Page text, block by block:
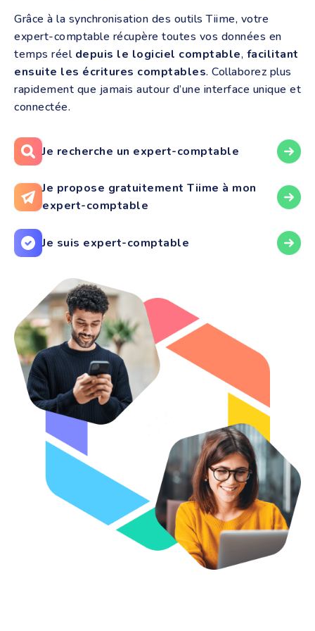
électroniques fournisseurs sur la Plateforme
Agréée Tiime
Donnez accès à votre cabinet à vos données de
facturation électronique
Tiime n’est pas juste un “logiciel de facturation
électronique gratuit”, c’est aussi une application de
de votre entreprise, de la création à la croissance.
Grâce à la synchronisation des outils Tiime, votre
expert-comptable récupère toutes vos données en
temps réel depuis le logiciel comptable, facilitant
ensuite les écritures comptables. Collaborez plus
rapidement que jamais autour d’une interface unique et
connectée.
Je recherche un expert-comptable
Je propose gratuitement Tiime à mon
expert-comptable
Je suis expert-comptable